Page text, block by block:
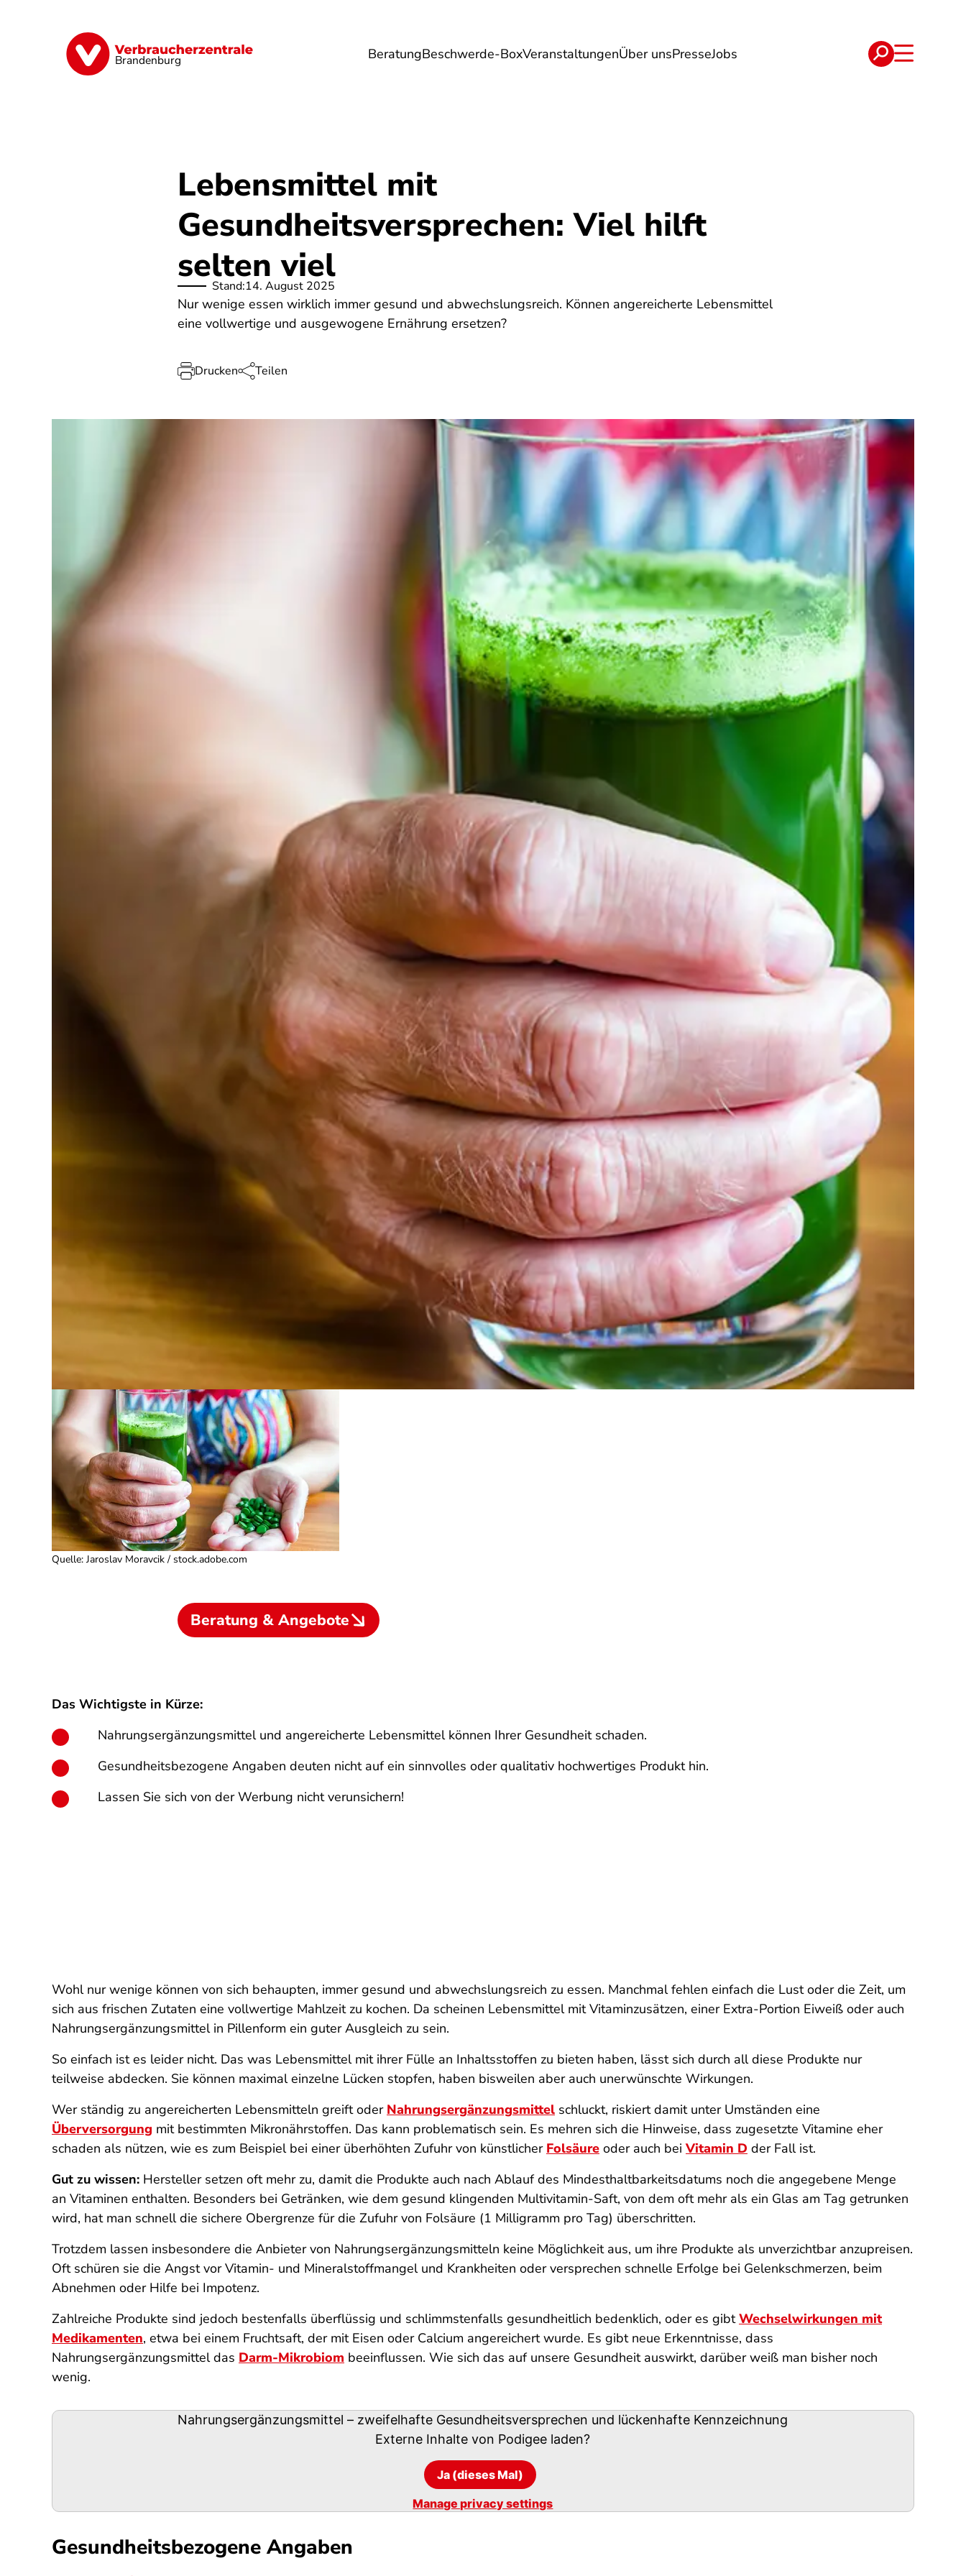
Brandenburg BeratungBeschwerde-BoxVeranstaltungenÜber unsPresseJobs
Finanzen Digitales Lebensmittel Umwelt Gesundheit Energie Reise Verträge
Lebensmittel mit
Gesundheitsversprechen: Viel hilft
selten viel
Stand:14. August 2025
Nur wenige essen wirklich immer gesund und abwechslungsreich. Können angereicherte Lebensmittel
eine vollwertige und ausgewogene Ernährung ersetzen?
Drucken Teilen
Quelle: Jaroslav Moravcik / stock.adobe.com
Beratung & Angebote
Das Wichtigste in Kürze:
Nahrungsergänzungsmittel und angereicherte Lebensmittel können Ihrer Gesundheit schaden.
Gesundheitsbezogene Angaben deuten nicht auf ein sinnvolles oder qualitativ hochwertiges Produkt hin.
Lassen Sie sich von der Werbung nicht verunsichern!
Wohl nur wenige können von sich behaupten, immer gesund und abwechslungsreich zu essen. Manchmal fehlen einfach die Lust oder die Zeit, um
sich aus frischen Zutaten eine vollwertige Mahlzeit zu kochen. Da scheinen Lebensmittel mit Vitaminzusätzen, einer Extra-Portion Eiweiß oder auch
Nahrungsergänzungsmittel in Pillenform ein guter Ausgleich zu sein.
So einfach ist es leider nicht. Das was Lebensmittel mit ihrer Fülle an Inhaltsstoffen zu bieten haben, lässt sich durch all diese Produkte nur
teilweise abdecken. Sie können maximal einzelne Lücken stopfen, haben bisweilen aber auch unerwünschte Wirkungen.
Wer ständig zu angereicherten Lebensmitteln greift oder Nahrungsergänzungsmittel schluckt, riskiert damit unter Umständen eine
Überversorgung mit bestimmten Mikronährstoffen. Das kann problematisch sein. Es mehren sich die Hinweise, dass zugesetzte Vitamine eher
schaden als nützen, wie es zum Beispiel bei einer überhöhten Zufuhr von künstlicher Folsäure oder auch beiVitamin D der Fall ist.
Gut zu wissen: Hersteller setzen oft mehr zu, damit die Produkte auch nach Ablauf des Mindesthaltbarkeitsdatums noch die angegebene Menge
an Vitaminen enthalten. Besonders bei Getränken, wie dem gesund klingenden Multivitamin-Saft, von dem oft mehr als ein Glas am Tag getrunken
wird, hat man schnell die sichere Obergrenze für die Zufuhr von Folsäure (1 Milligramm pro Tag) überschritten.
Trotzdem lassen insbesondere die Anbieter von Nahrungsergänzungsmitteln keine Möglichkeit aus, um ihre Produkte als unverzichtbar anzupreisen.
Oft schüren sie die Angst vor Vitamin- und Mineralstoffmangel und Krankheiten oder versprechen schnelle Erfolge bei Gelenkschmerzen, beim
Abnehmen oder Hilfe bei Impotenz.
Zahlreiche Produkte sind jedoch bestenfalls überflüssig und schlimmstenfalls gesundheitlich bedenklich, oder es gibtWechselwirkungen mit
Medikamenten, etwa bei einem Fruchtsaft, der mit Eisen oder Calcium angereichert wurde. Es gibt neue Erkenntnisse, dass
Nahrungsergänzungsmittel das Darm-Mikrobiom beeinflussen. Wie sich das auf unsere Gesundheit auswirkt, darüber weiß man bisher noch
wenig.
Podigee-
Nahrungsergänzungsmittel – zweifelhafte Gesundheitsversprechen und lückenhafte Kennzeichnung
Externe Inhalte von Podigee laden?
Ja (dieses Mal)
Manage privacy settings
Gesundheitsbezogene Angaben